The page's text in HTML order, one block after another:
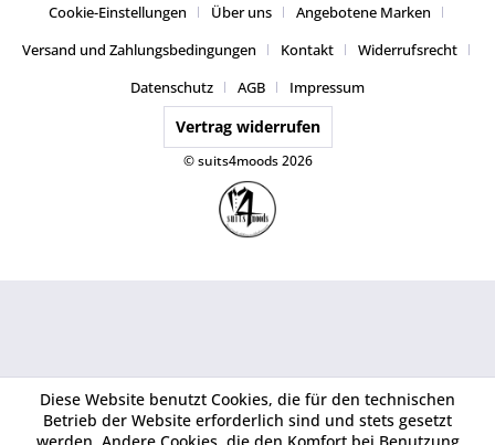
Cookie-Einstellungen Über uns
Angebotene Marken
Versand und Zahlungsbedingungen
Kontakt
Widerrufsrecht
Datenschutz
AGB Impressum
Vertrag widerrufen
© suits4moods 2026
Diese Website benutzt Cookies, die für den technischen
Betrieb der Website erforderlich sind und stets gesetzt